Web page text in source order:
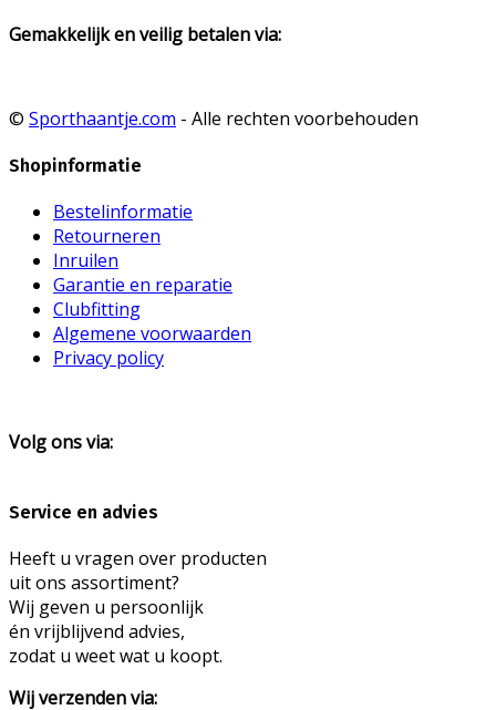
Gemakkelijk en veilig betalen via:
© Sporthaantje.com - Alle rechten voorbehouden
Shopinformatie
Bestelinformatie
Retourneren
Inruilen
Garantie en reparatie
Clubfitting
Algemene voorwaarden
Privacy policy
Volg ons via:
Service en advies
Heeft u vragen over producten
uit ons assortiment?
Wij geven u persoonlijk
én vrijblijvend advies,
zodat u weet wat u koopt.
Wij verzenden via: